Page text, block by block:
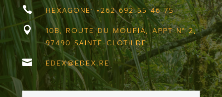
 HEXAGONE: +262 692 55 46 75

10B, ROUTE DU MOUFIA, APPT N° 2,
97490 SAINTE-CLOTILDE
 EDEX@EDEX.RE